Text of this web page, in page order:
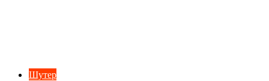
Шутер